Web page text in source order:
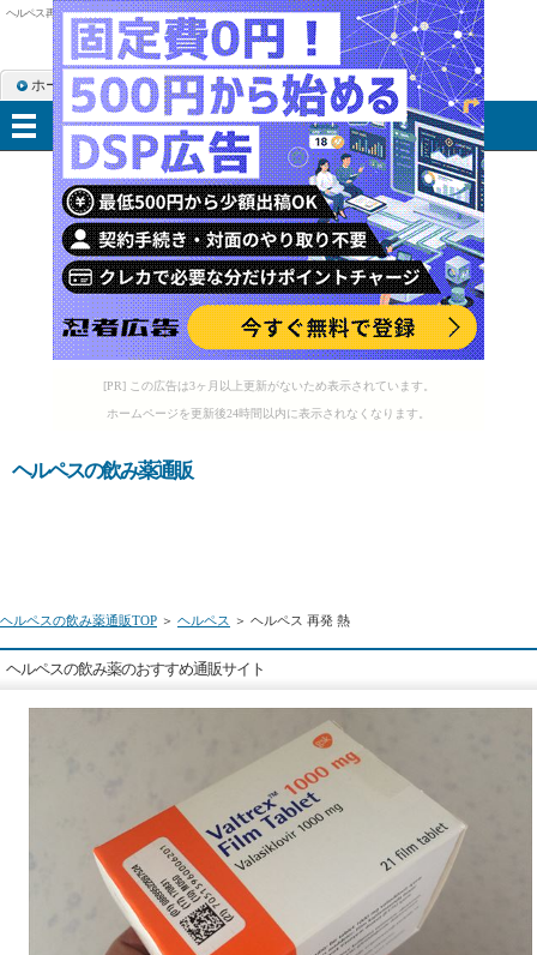
[PR] この広告は3ヶ月以上更新がないため表示されています。
ホームページを更新後24時間以内に表示されなくなります。
ヘルペス 再発 熱
ヘルペスの飲み薬通販
ヘルペスの飲み薬通販TOP ＞ ヘルペス ＞ ヘルペス 再発 熱
ヘルペスの飲み薬のおすすめ通販サイト
ホーム RSS購読 サイトマップ
メニュー